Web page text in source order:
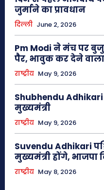
जुर्माने का प्रावधान
दिल्ली June 2, 2026
Pm Modi ने मंच पर
पैर, भावुक कर देने
राष्ट्रीय May 9, 2026
Shubhendu
मुख्यमंत्री
राष्ट्रीय May 9, 2026
Suvendu Adhikari
मुख्यमंत्री होंगे,
राष्ट्रीय May 8, 2026